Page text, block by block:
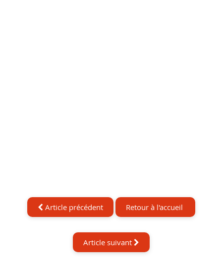
Article précédent Retour à l'accueil
Article suivant